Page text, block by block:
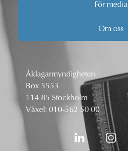
För media
Om oss
Åklagarmyndigheten
Box 5553
114 85 Stockholm
Växel: 010-562 50 00